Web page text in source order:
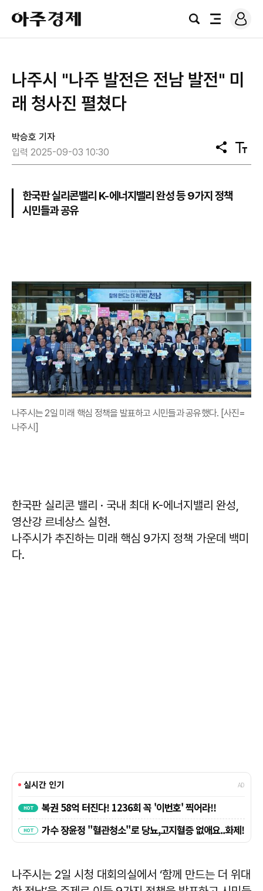
아
주
경
검
전
로
그
나주시 "나주 발전은 전남 발전" 미
래 청사진 펼쳤다
박승호 기자
입력 2025-09-03 10:30
공
유
텍
스
한국판 실리콘밸리 K-에너지밸리 완성 등 9가지 정책
시민들과 공유
나주시는 2일 미래 핵심 정책을 발표하고 시민들과 공유했다. [사진=
나주시]
한국판 실리콘 밸리 · 국내 최대 K-에너지밸리 완성,
영산강 르네상스 실현.
나주시가 추진하는 미래 핵심 9가지 정책 가운데 백미
다.
나주시는 2일 시청 대회의실에서 ‘함께 만드는 더 위대